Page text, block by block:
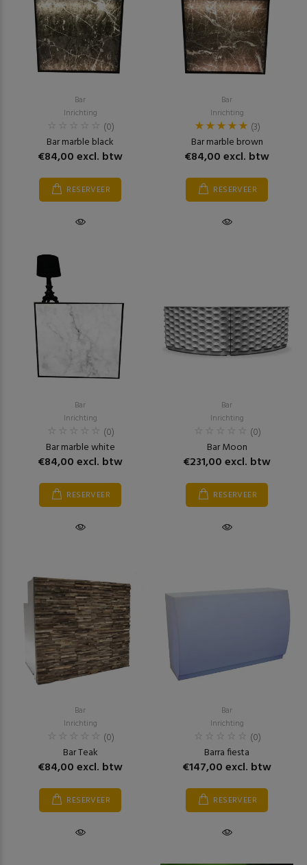
Bar
Inrichting
(0)
Bar marble black
€84,00 excl. btw
RESERVEER
Bar
Inrichting
(3)
Bar marble brown
€84,00 excl. btw
RESERVEER
Bar
Inrichting
(0)
Bar marble white
€84,00 excl. btw
RESERVEER
Bar
Inrichting
(0)
Bar Moon
€231,00 excl. btw
RESERVEER
Bar
Inrichting
(0)
Bar Teak
€84,00 excl. btw
RESERVEER
Bar
Inrichting
(0)
Barra fiesta
€147,00 excl. btw
RESERVEER